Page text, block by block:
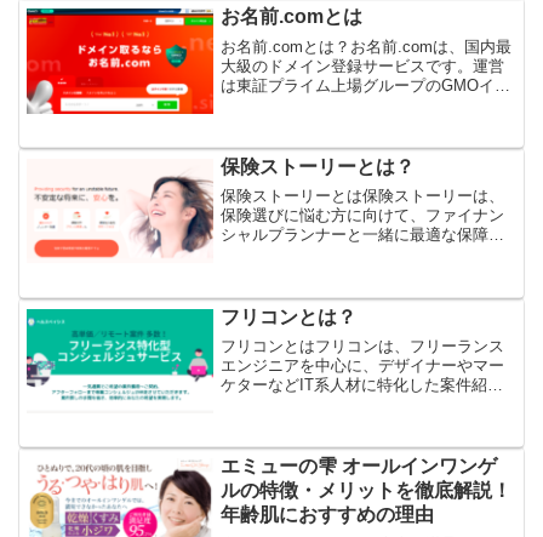
大きく影響していると考えられます。特
に、仕事や学業での長時間...
お名前.comとは
お名前.comとは？お名前.comは、国内最
大級のドメイン登録サービスです。運営
は東証プライム上場グループのGMOイン
「これからブロ...
保険ストーリーとは？
保険ストーリーとは保険ストーリーは、
保険選びに悩む方に向けて、ファイナン
シャルプランナーと一緒に最適な保障を
分野です。保険ストーリー...
フリコンとは？
フリコンとはフリコンは、フリーランス
エンジニアを中心に、デザイナーやマー
ケターなどIT系人材に特化した案件紹介
グし、最適な案件を提案してくれるた
め、効率的に仕事を見つけ...
エミューの雫 オールインワンゲ
ルの特徴・メリットを徹底解説！
年齢肌におすすめの理由